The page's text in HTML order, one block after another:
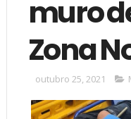
muro
Zona
outubro 25, 2021